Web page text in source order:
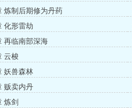
炼制后期修为丹药
化形雷劫
再临南部深海
云梭
妖兽森林
贩卖内丹
炼剑